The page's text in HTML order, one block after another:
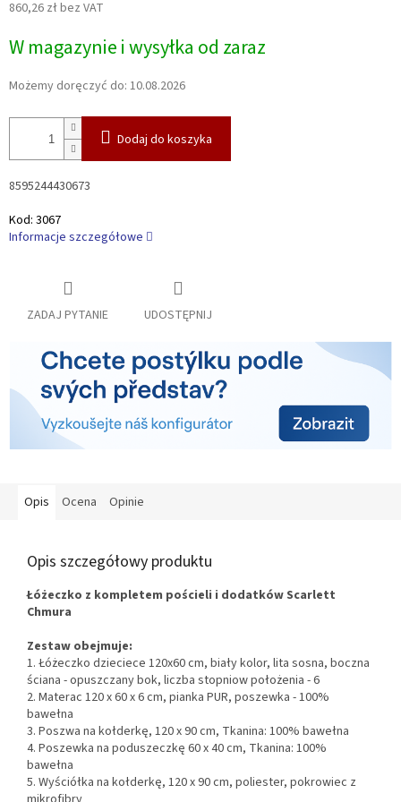
860,26 zł bez VAT
jednostkowa:
W magazynie i wysyłka od zaraz
Możemy doręczyć do: 10.08.2026
Dodaj do koszyka
8595244430673
Kod: 3067
Informacje szczegółowe
ZADAJ PYTANIE UDOSTĘPNIJ
Opis Ocena Opinie
Opis szczegółowy produktu
Łóżeczko z kompletem pościeli i dodatków Scarlett
Chmura
Zestaw obejmuje:
1. Łóżeczko dzieciece 120x60 cm, biały kolor, lita sosna, boczna
ściana - opuszczany bok, liczba stopniow położenia - 6
2. Materac 120 x 60 x 6 cm, pianka PUR, poszewka - 100%
bawełna
3. Poszwa na kołderkę, 120 x 90 cm, Tkanina: 100% bawełna
4. Poszewka na poduszeczkę 60 x 40 cm, Tkanina: 100%
bawełna
5. Wyściółka na kołderkę, 120 x 90 cm, poliester, pokrowiec z